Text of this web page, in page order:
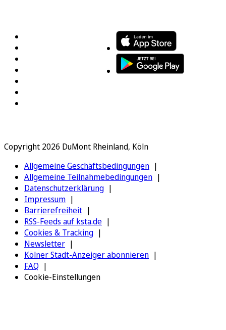
Copyright 2026 DuMont Rheinland, Köln
Allgemeine Geschäftsbedingungen
Allgemeine Teilnahmebedingungen
Datenschutzerklärung
Impressum
Barrierefreiheit
RSS-Feeds auf ksta.de
Cookies & Tracking
Newsletter
Kölner Stadt-Anzeiger abonnieren
FAQ
Cookie-Einstellungen